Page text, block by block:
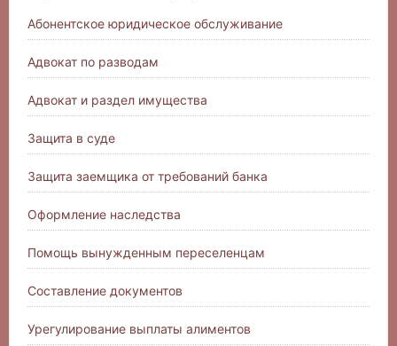
Абонентское юридическое обслуживание
Адвокат по разводам
Адвокат и раздел имущества
Защита в суде
Защита заемщика от требований банка
Оформление наследства
Помощь вынужденным переселенцам
Составление документов
Урегулирование выплаты алиментов